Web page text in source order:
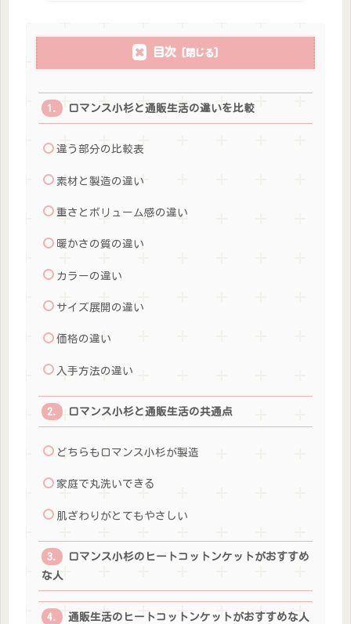
目次
ロマンス小杉と通販生活の違いを比較
違う部分の比較表
素材と製造の違い
重さとボリューム感の違い
暖かさの質の違い
カラーの違い
サイズ展開の違い
価格の違い
入手方法の違い
ロマンス小杉と通販生活の共通点
どちらもロマンス小杉が製造
家庭で丸洗いできる
肌ざわりがとてもやさしい
ロマンス小杉のヒートコットンケットがおすすめ
な人
通販生活のヒートコットンケットがおすすめな人